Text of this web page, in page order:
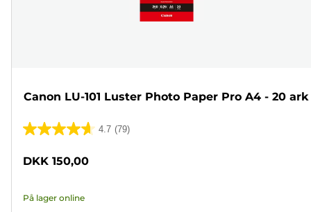
Canon LU-101 Luster Photo Paper Pro A4 - 20 ark
4.7 (79)
4.7
stjerner.
DKK 150,00
På lager online